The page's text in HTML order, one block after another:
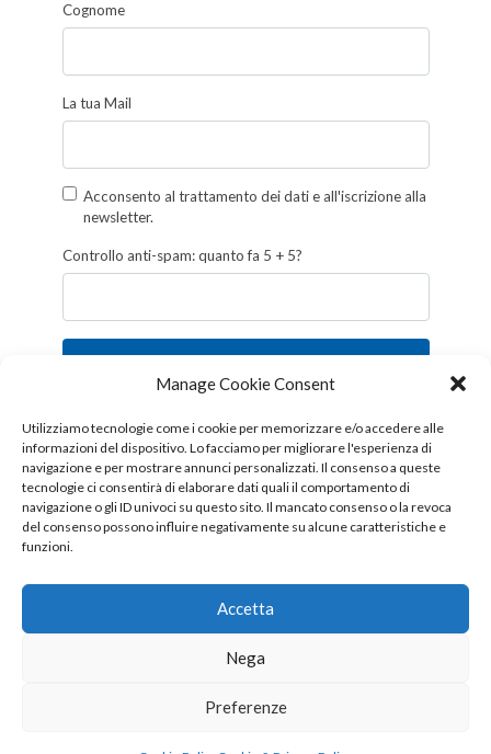
Manage Cookie Consent
Utilizziamo tecnologie come i cookie per memorizzare e/o accedere alle
informazioni del dispositivo. Lo facciamo per migliorare l'esperienza di
navigazione e per mostrare annunci personalizzati. Il consenso a queste
tecnologie ci consentirà di elaborare dati quali il comportamento di
navigazione o gli ID univoci su questo sito. Il mancato consenso o la revoca
del consenso possono influire negativamente su alcune caratteristiche e
funzioni.
Accetta
Nega
Preferenze
Cognome
La tua Mail
Acconsento al trattamento dei dati e all'iscrizione alla
newsletter.
Controllo anti-spam: quanto fa 5 + 5?
Follow us!